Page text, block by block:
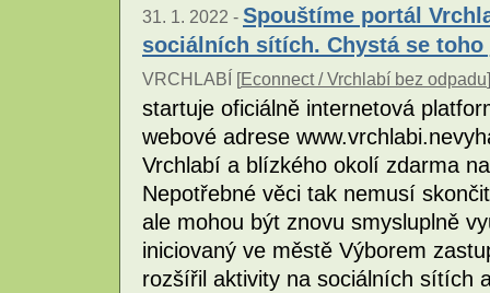
31. 1. 2022 - Spouštíme portál
sociálních sítích. Chystá se
VRCHLABÍ [Econnect / Vrchlabí bez odpadu
startuje oficiálně internetová
webové adrese
Vrchlabí a blízkého okolí zdarma
Nepotřebné věci tak nemusí
ale mohou být znovu smysluplně
iniciovaný ve městě Výborem
rozšířil aktivity na sociálních sítích